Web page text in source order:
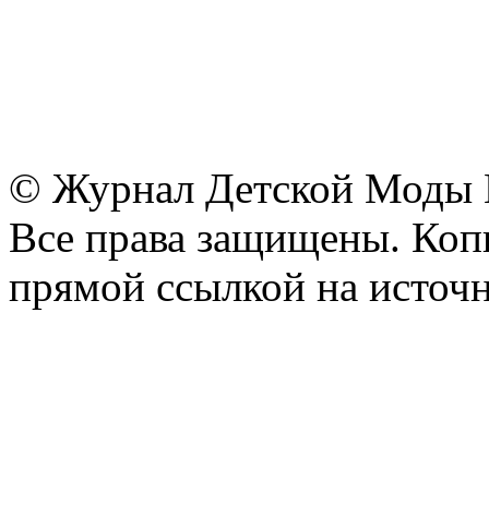
© Журнал Детской Моды
Все права защищены.
прямой ссылкой на